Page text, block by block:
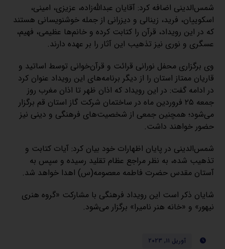
شمس‌الدینی اضافه کرد: آقایان عبدالله‌زاده، عزیزی، امینی،
اسکوییان، فرید، زینالی و دیزرانی از جمله خوشنویسانی هستند
که در این رویداد، قرآن را کتابت کرده و خانم‌ها عظیمی، فهیم،
عسگری و نوری نیز تذهیب این آثار را بر عهده دارند.
وی برگزاری محفل نورانی قرائت و قرآن‌خوانی توسط اساتید و
قاریان ممتاز استان را از دیگر برنامه‌های این رویداد عنوان کرد
در ادامه گفت: در این رویداد که اذان ظهر تا اذان مغرب روز
جمعه ۲۵ فروردین ماه در ساختمان شرکت گاز استان قم برگزار
می‌شود؛ همچنین جمعی از شخصیت‌های فرهنگی و دینی نیز
حضور خواهند داشت.
شمس‌الدینی در پایان اظهارات خود بیان کرد: آیات کتابت و
تذهیب شده، به نظر مراجع عظام تقلید رسیده و سپس به
آستان مقدس حضرت فاطمه معصومه(س) اهدا خواهد شد.
شایان ذکر است این رویداد فرهنگی با مشارکت «گروه هنری
نیهور» و «خانه هنر نامیرا» برگزار می‌شود.
آوریل ۱۱, ۲۰۲۳